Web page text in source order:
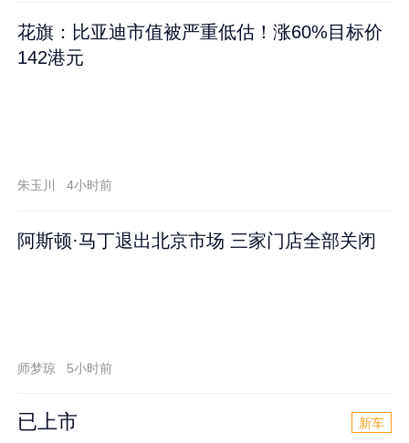
花旗：比亚迪市值被严重低估！涨60%目标价
142港元
朱玉川 4小时前
阿斯顿·马丁退出北京市场 三家门店全部关闭
师梦琼 5小时前
已上市 新车